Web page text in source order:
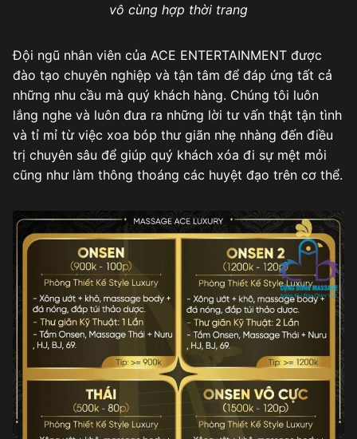
vô cùng hợp thời trang
Đội ngũ nhân viên của ACE ENTERTAINMENT được
đào tạo chuyên nghiệp và tận tâm để đáp ứng tất cả
những nhu cầu mà quý khách hàng. Chúng tôi luôn
lắng nghe và luôn đưa ra những lời tư vấn thật tận tình
và tỉ mỉ từ việc xoa bóp thư giãn nhẹ nhàng đến điều
trị chuyên sâu để giúp quý khách xóa đi sự mệt mỏi
cũng như làm thông thoáng các huyệt đạo trên cơ thể.